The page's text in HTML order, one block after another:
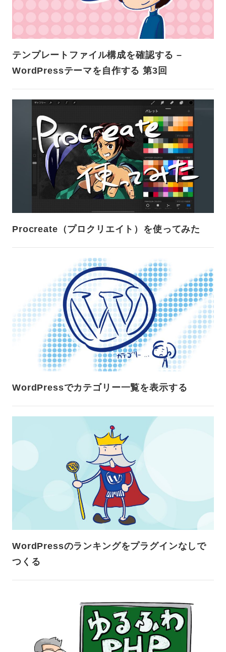
テンプレートファイル構成を確認する –
WordPressテーマを自作する 第3回
Procreate（プロクリエイト）を使ってみた
WordPressでカテゴリー一覧を表示する
WordPressのランキングをプラグインなしで
つくる